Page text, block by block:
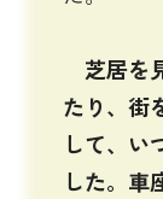
芝居を
たり、街
して、い
した。車